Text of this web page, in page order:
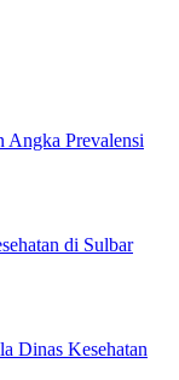
Angka Prevalensi
di Sulbar
Dinas Kesehatan